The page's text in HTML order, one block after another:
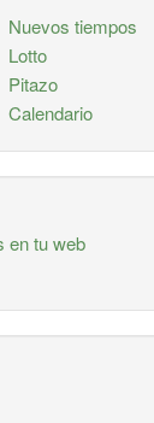
Nuevos tiempos
Lotto
Pitazo
Calendario
en tu web